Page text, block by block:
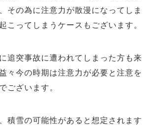
その為に注意力が散漫になってしま
こってしまうケースもございます。
追突事故に遭われてしまった方も来
々今の時期は注意力が必要と注意を
ございます。
積雪の可能性があると想定されます